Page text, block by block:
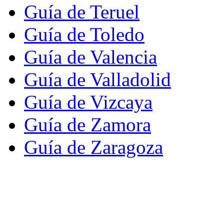
Guía de Teruel
Guía de Toledo
Guía de Valencia
Guía de Valladolid
Guía de Vizcaya
Guía de Zamora
Guía de Zaragoza